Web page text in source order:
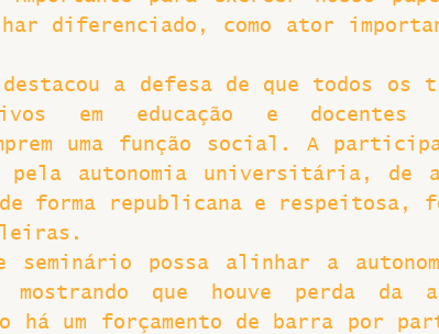
diferenciado, como ator
destacou a defesa de que todos os
em educação e docentes
uma função social. A
autonomia universitária, de
de forma republicana e respeitosa,
seminário possa alinhar a
que houve perda da
há um forçamento de barra por